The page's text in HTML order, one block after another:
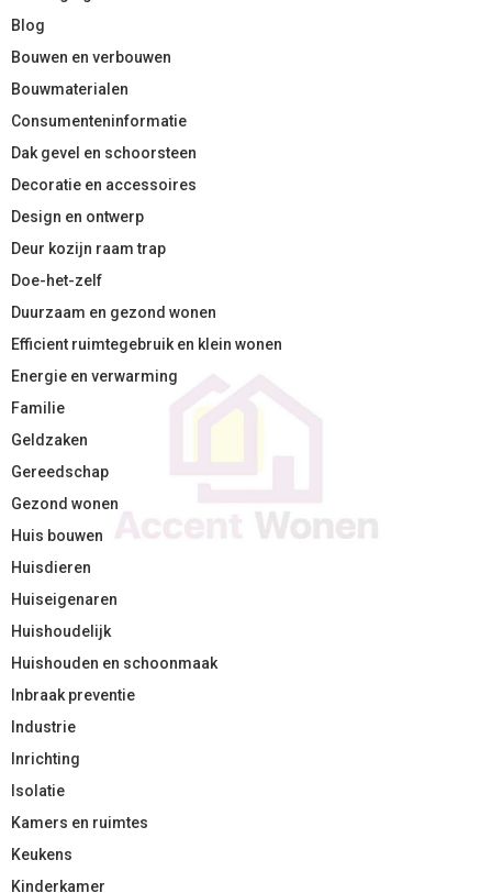
Blog
Bouwen en verbouwen
Bouwmaterialen
Consumenteninformatie
Dak gevel en schoorsteen
Decoratie en accessoires
Design en ontwerp
Deur kozijn raam trap
Doe-het-zelf
Duurzaam en gezond wonen
Efficient ruimtegebruik en klein wonen
Energie en verwarming
Familie
Geldzaken
Gereedschap
Gezond wonen
Huis bouwen
Huisdieren
Huiseigenaren
Huishoudelijk
Huishouden en schoonmaak
Inbraak preventie
Industrie
Inrichting
Isolatie
Kamers en ruimtes
Keukens
Kinderkamer